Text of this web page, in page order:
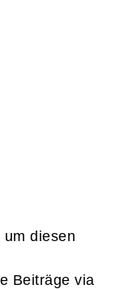
diesen
Beiträge via